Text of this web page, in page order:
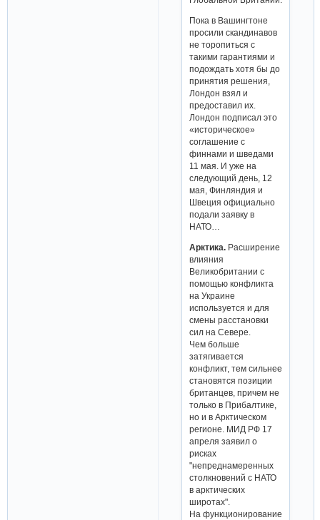
Пока в Вашингтоне
просили скандинавов
не торопиться с
такими гарантиями и
подождать хотя бы до
принятия решения,
Лондон взял и
предоставил их.
Лондон подписал это
«историческое»
соглашение с
финнами и шведами
11 мая. И уже на
следующий день, 12
мая, Финляндия и
Швеция официально
подали заявку в
НАТО…
Арктика.
Расширение
влияния
Великобритании с
помощью конфликта
на Украине
используется и для
смены расстановки
сил на Севере.
Чем больше
затягивается
конфликт, тем сильнее
становятся позиции
британцев, причем не
только в Прибалтике,
но и в Арктическом
регионе. МИД РФ 17
апреля заявил о
рисках
"непреднамеренных
столкновений с НАТО
в арктических
широтах".
На функционирование